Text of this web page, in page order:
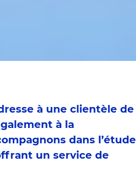
à une clientèle de
à la
dans l’étude
un service de